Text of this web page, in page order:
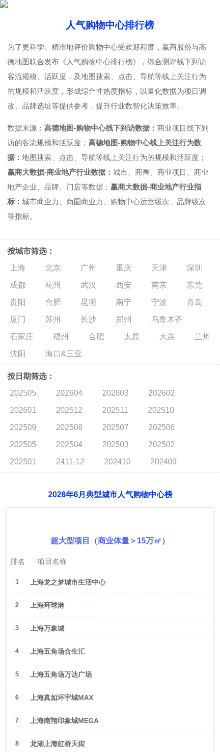
人气购物中心排行榜
为了更科学、精准地评价购物中心受欢迎程度，赢商股份与高
德地图联合发布《人气购物中心排行榜》，综合测评线下到访
客流规模、活跃度，及地图搜索、点击、导航等线上关注行为
的规模和活跃度，形成综合性热度指标，以量化数据为项目调
改、品牌选址等提供参考，提升行业数智化决策效率。
数据来源： 高德地图-购物中心线下到访数据： 商业项目线下到
访的客流规模和活跃度； 高德地图-购物中心线上关注行为数
据： 地图搜索、点击、导航等线上关注行为的规模和活跃度；
赢商大数据-商业地产行业数据： 城市、商圈、商业项目、商业
地产企业、品牌、门店等数据； 赢商大数据-商业地产行业指
标： 城市商业力、商圈商业力、购物中心运营级次、品牌级次
等指标。
按城市筛选：
上海
北京 广州 重庆 天津 深圳
成都 杭州 武汉 西安 南京 东莞
贵阳 合肥 昆明 南宁 宁波 青岛
厦门 苏州 长沙 郑州 乌鲁木齐
石家庄 福州 合肥 太原 大连 兰州
沈阳 海口&三亚
按日期筛选：
202505
202604 202603 202602
202601 202512 202511 202510
202509 202508 202507 202506
202505 202504 202503 202502
202501 2411-12 202410 202409
2026年6月典型城市人气购物中心榜
超大型项目（商业体量＞15万㎡）
排名 项目名称
1 上海龙之梦城市生活中心
2 上海环球港
3 上海万象城
4 上海五角场合生汇
5 上海五角场万达广场
6 上海真如环宇城MAX
7 上海南翔印象城MEGA
8 龙湖上海虹桥天街